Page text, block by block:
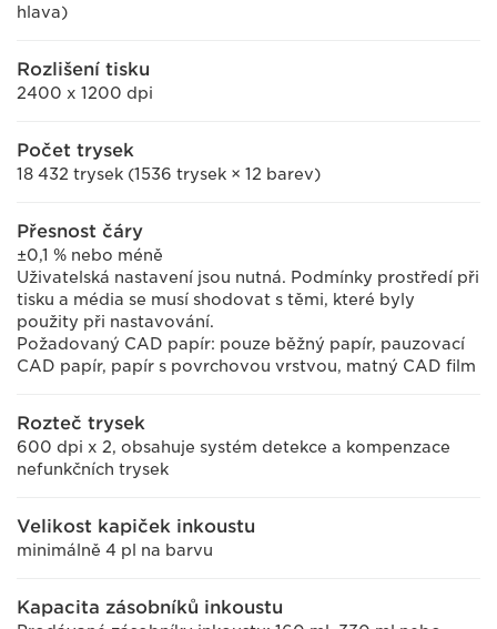
hlava)
Rozlišení tisku
2400 x 1200 dpi
Počet trysek
18 432 trysek (1536 trysek × 12 barev)
Přesnost čáry
±0,1 % nebo méně
Uživatelská nastavení jsou nutná. Podmínky prostředí při
tisku a média se musí shodovat s těmi, které byly
použity při nastavování.
Požadovaný CAD papír: pouze běžný papír, pauzovací
CAD papír, papír s povrchovou vrstvou, matný CAD film
Rozteč trysek
600 dpi x 2, obsahuje systém detekce a kompenzace
nefunkčních trysek
Velikost kapiček inkoustu
minimálně 4 pl na barvu
Kapacita zásobníků inkoustu